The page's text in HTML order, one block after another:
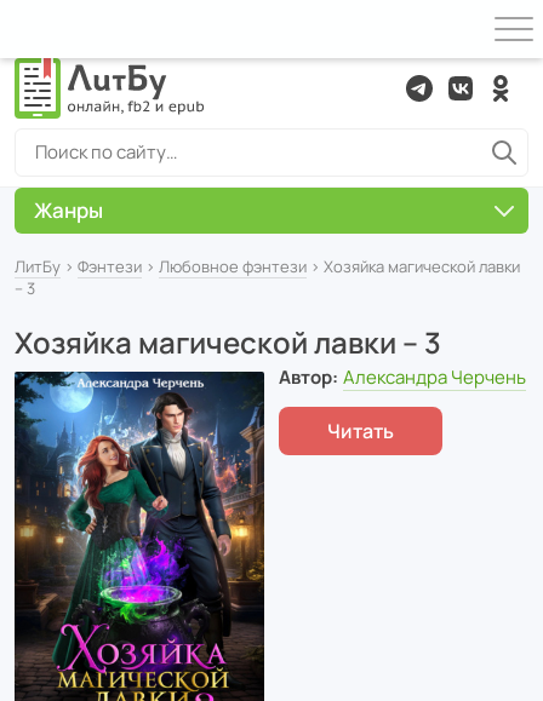
ЛитБу › Фэнтези › Любовное фэнтези › Хозяйка магической лавки
– 3
Хозяйка магической лавки – 3
Автор: Александра Черчень
Читать
Жанры